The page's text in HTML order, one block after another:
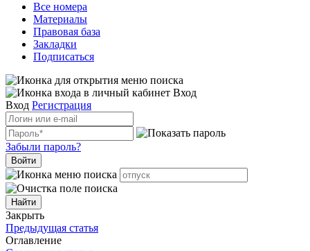
Все номера
Материалы
Правовая база
Закладки
Подписаться
Вход
Вход Регистрация
Забыли пароль?
Войти
Закрыть
Предыдущая статья
Оглавление